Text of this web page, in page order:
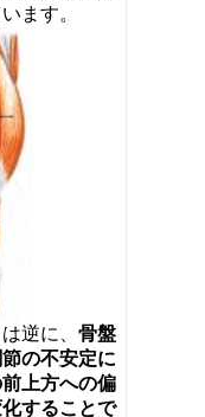
ます。
逆に、 骨盤
の不安定に
上方への偏
することで